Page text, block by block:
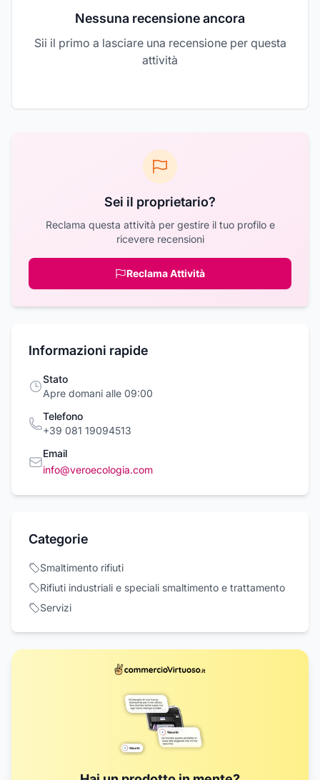
Nessuna recensione ancora
Sii il primo a lasciare una recensione per questa
attività
Sei il proprietario?
Reclama questa attività per gestire il tuo profilo e
ricevere recensioni
Reclama Attività
Informazioni rapide
Stato
Apre domani alle 09:00
Telefono
+39 081 19094513
Email
info@veroecologia.com
Categorie
Smaltimento rifiuti
Rifiuti industriali e speciali smaltimento e trattamento
Servizi